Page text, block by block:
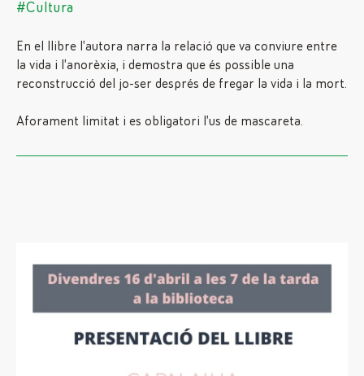
#Cultura
En el llibre l’autora narra la relació que va conviure entre
la vida i l’anorèxia, i demostra que és possible una
reconstrucció del jo-ser després de fregar la vida i la mort.
Aforament limitat i es obligatori l’us de mascareta.